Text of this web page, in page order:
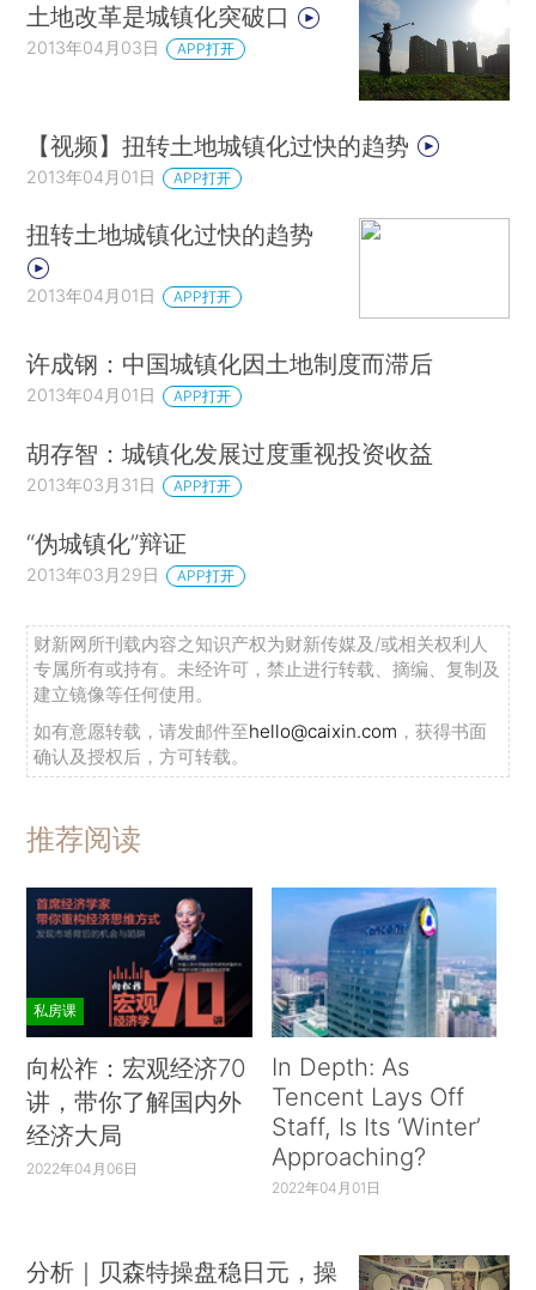
土地改革是城镇化突破口
2013年04月03日 APP打开
【视频】扭转土地城镇化过快的趋势
2013年04月01日 APP打开
扭转土地城镇化过快的趋势
2013年04月01日 APP打开
许成钢：中国城镇化因土地制度而滞后
2013年04月01日 APP打开
胡存智：城镇化发展过度重视投资收益
2013年03月31日 APP打开
“伪城镇化”辩证
2013年03月29日 APP打开
财新网所刊载内容之知识产权为财新传媒及/或相关权利人
专属所有或持有。未经许可，禁止进行转载、摘编、复制及
建立镜像等任何使用。
如有意愿转载，请发邮件至hello@caixin.com ，获得书面
确认及授权后，方可转载。
推荐阅读
私房课
向松祚：宏观经济70
讲，带你了解国内外
经济大局
2022年04月06日
In Depth: As
Tencent Lays Off
Staff, Is Its ‘Winter’
Approaching?
2022年04月01日
分析｜贝森特操盘稳日元，操